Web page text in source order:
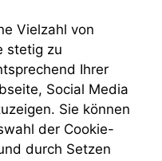
Vielzahl von
stetig zu
Ihrer
Social Media
Sie können
der Cookie-
durch Setzen
Marketing
Wir speichern
anonyme Daten ab,
um interne
marketingtechnische
Auswertungen
durchführen zu
können. Diese helfen